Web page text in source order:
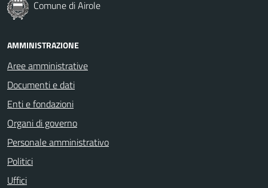
Comune di Airole
AMMINISTRAZIONE
Aree amministrative
Documenti e dati
Enti e fondazioni
Organi di governo
Personale amministrativo
Politici
Uffici